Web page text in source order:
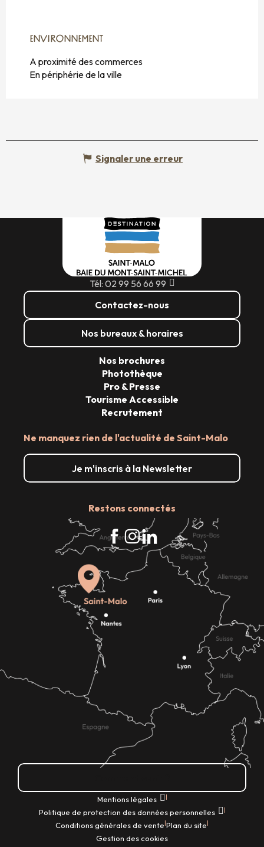
ENVIRONNEMENT
ENVIRONNEMENT
A proximité des commerces
En périphérie de la ville
Signaler une erreur
Tél: 02 99 56 66 99
Contactez-nous
Nos bureaux & horaires
Ne manquez rien de l'actualité de Saint-Malo
Je m'inscris à la Newsletter
Restons connectés
Nos brochures
Photothèque
Pro & Presse
Tourisme Accessible
Recrutement
Mentions légales |
Politique de protection des données personnelles |
Conditions générales de vente|Plan du site|
Gestion des cookies